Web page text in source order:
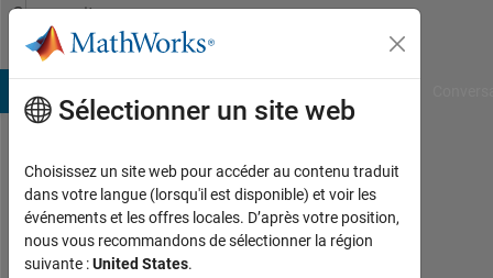
Passer au contenu
Community
Profile
Dimitrios
Patikas
Last
Sélectionner un site web
Choisissez un site web pour accéder au contenu traduit
dans votre langue (lorsqu'il est disponible) et voir les
événements et les offres locales. D’après votre position,
nous vous recommandons de sélectionner la région
suivante :United States.